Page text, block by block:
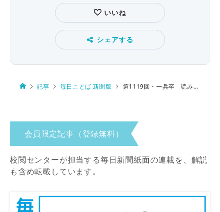
いいね
シェアする
記事 毎日ことば 新聞版 第1119回・一兵卒 読み方は…
会員限定記事（登録無料）
校閲センターが担当する毎日新聞紙面の連載を、解説
も含め転載しています。